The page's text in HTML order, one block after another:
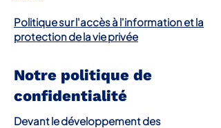
Politique sur l'accès à l'information et la
protection de la vie privée
Notre politique de
confidentialité
Devant le développement des